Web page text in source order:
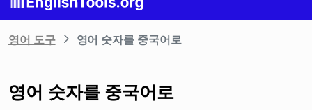
영어 도구 영어 숫자를 중국어로
영어 숫자를 중국어로